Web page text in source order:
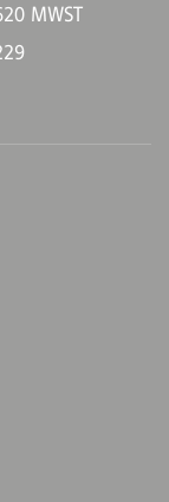
MWST